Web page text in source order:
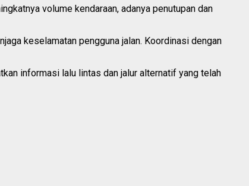
volume kendaraan, adanya penutupan dan
keselamatan pengguna jalan. Koordinasi dengan
informasi lalu lintas dan jalur alternatif yang telah